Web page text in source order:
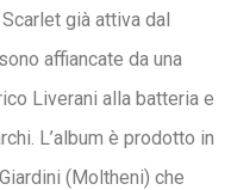
già attiva dal
affiancate da una
Liverani alla batteria e
L’album è prodotto in
(Moltheni) che